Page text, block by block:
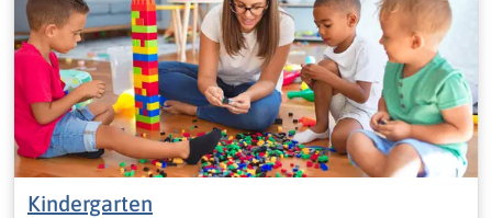
Kindergarten